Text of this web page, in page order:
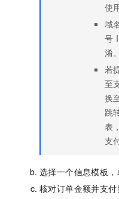
使
域
号
淆。
若
至
换
跳
表
支
选择一个信息模板
核对订单金额并支付